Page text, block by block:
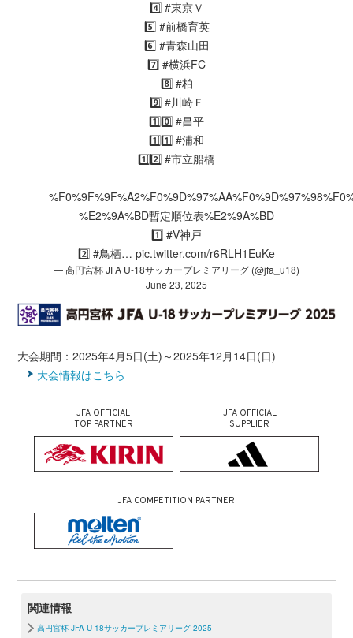
4️⃣ #東京Ｖ
5️⃣ #前橋育英
6️⃣ #青森山田
7️⃣ #横浜FC
8️⃣ #柏
9️⃣ #川崎Ｆ
1️⃣0️⃣ #昌平
1️⃣1️⃣ #浦和
1️⃣2️⃣ #市立船橋
%E2%9A%BD暫定順位表%E2%9A%BD
1️⃣ #V神戸
2️⃣ #鳥栖… pic.twitter.com/r6RLH1EuKe
— 高円宮杯 JFA U-18サッカープレミアリーグ (@jfa_u18)
June 23, 2025
大会期間：2025年4月5日(土)～2025年12月14日(日)
大会情報はこちら
JFA OFFICIAL
TOP PARTNER
JFA OFFICIAL
SUPPLIER
JFA COMPETITION PARTNER
関連情報
高円宮杯 JFA U-18サッカープレミアリーグ 2025